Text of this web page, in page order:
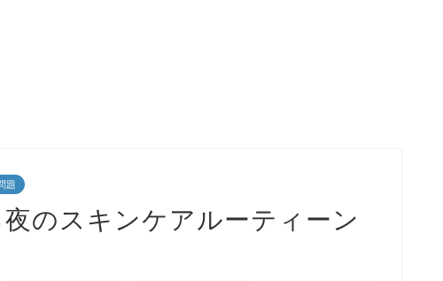
題
のスキンケアルーティーン